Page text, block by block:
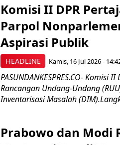
HEADLINE
Komisi II DPR
Parpol
Aspirasi Publik
Kamis, 16 Jul 2026 -
PASUNDANKESPRES.CO-
Rancangan Undang-Undang
Inventarisasi Masalah
Prabowo dan Modi